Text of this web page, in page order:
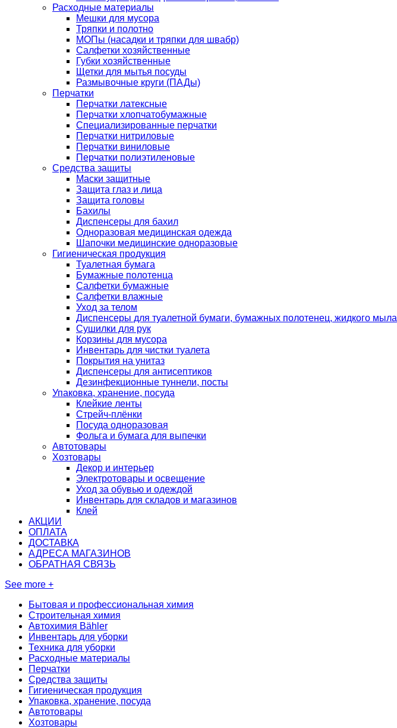
Расходные материалы
Мешки для мусора
Тряпки и полотно
МОПы (насадки и тряпки для швабр)
Салфетки хозяйственные
Губки хозяйственные
Щетки для мытья посуды
Размывочные круги (ПАДы)
Перчатки
Перчатки латексные
Перчатки хлопчатобумажные
Специализированные перчатки
Перчатки нитриловые
Перчатки виниловые
Перчатки полиэтиленовые
Средства защиты
Маски защитные
Защита глаз и лица
Защита головы
Бахилы
Диспенсеры для бахил
Одноразовая медицинская одежда
Шапочки медицинские одноразовые
Гигиеническая продукция
Туалетная бумага
Бумажные полотенца
Салфетки бумажные
Салфетки влажные
Уход за телом
Диспенсеры для туалетной бумаги, бумажных полотенец, жидкого мыла
Сушилки для рук
Корзины для мусора
Инвентарь для чистки туалета
Покрытия на унитаз
Диспенсеры для антисептиков
Дезинфекционные туннели, посты
Упаковка, хранение, посуда
Клейкие ленты
Стрейч-плёнки
Посуда одноразовая
Фольга и бумага для выпечки
Автотовары
Хозтовары
Декор и интерьер
Электротовары и освещение
Уход за обувью и одеждой
Инвентарь для складов и магазинов
Клей
АКЦИИ
ОПЛАТА
ДОСТАВКА
АДРЕСА МАГАЗИНОВ
ОБРАТНАЯ СВЯЗЬ
See more +
Бытовая и профессиональная химия
Строительная химия
Автохимия Bähler
Инвентарь для уборки
Техника для уборки
Расходные материалы
Перчатки
Средства защиты
Гигиеническая продукция
Упаковка, хранение, посуда
Автотовары
Хозтовары